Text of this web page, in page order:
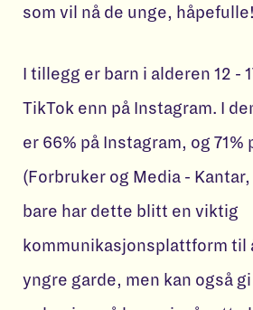
som vil nå de unge, håpefulle!
I tillegg er barn i alderen 12 -
TikTok enn på Instagram. I
er 66% på Instagram, og 71%
(Forbruker og Media - Kantar,
bare har dette blitt en viktig
kommunikasjonsplattform til
yngre garde, men kan også